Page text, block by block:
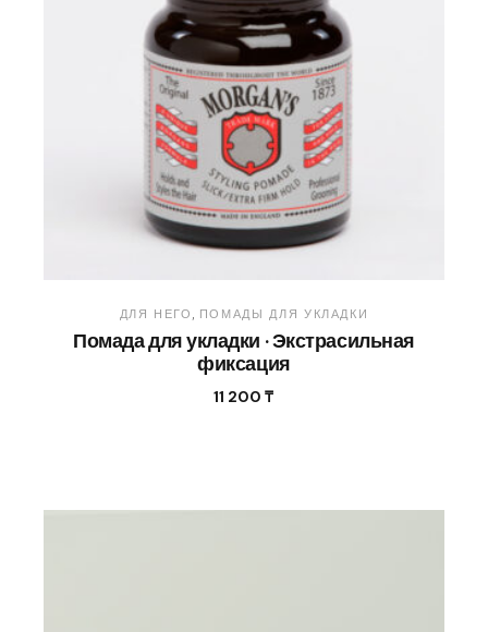
ДЛЯ НЕГО ПОМАДЫ ДЛЯ УКЛАДКИ
Помада для укладки · Экстрасильная
фиксация
11 200₸